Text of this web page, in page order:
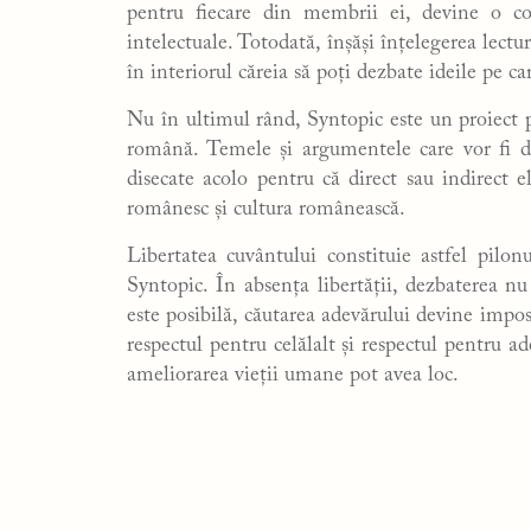
pentru fiecare din membrii ei, devine o
intelectuale. Totodată, înșăși înțelegerea
în interiorul căreia să poți dezbate ideile pe
Nu în ultimul rând, Syntopic este un proiect
română. Temele și argumentele care vor fi
disecate acolo pentru că direct sau indirect
românesc și cultura românească.
Libertatea cuvântului constituie astfel
Syntopic. În absența libertății, dezbaterea
este posibilă, căutarea adevărului devine
respectul pentru celălalt și respectul pentru
ameliorarea vieții umane pot avea loc.